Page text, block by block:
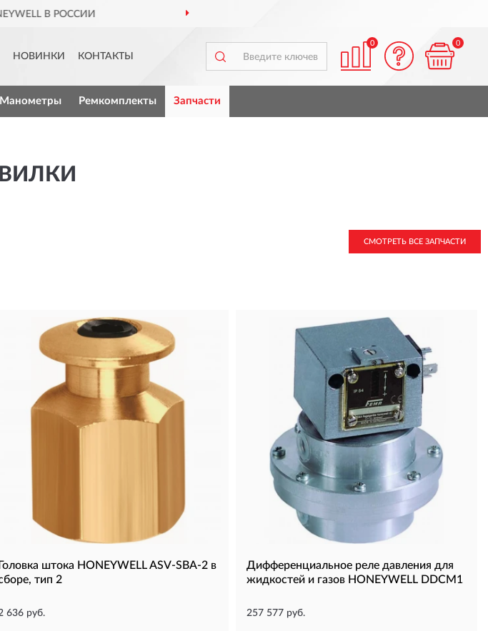
ДОСТАВИМ ПО ВСЕЙ РОССИИ
НОВИНКИ КОНТАКТЫ
0 0
Манометры Ремкомплекты Запчасти
ВИЛКИ
СМОТРЕТЬ ВСЕ ЗАПЧАСТИ
Головка штока HONEYWELL ASV-SBA-2 в
тип 2
636 руб.
Дифференциальное реле давления для
жидкостей и газов HONEYWELL DDCM1
257 577 руб.